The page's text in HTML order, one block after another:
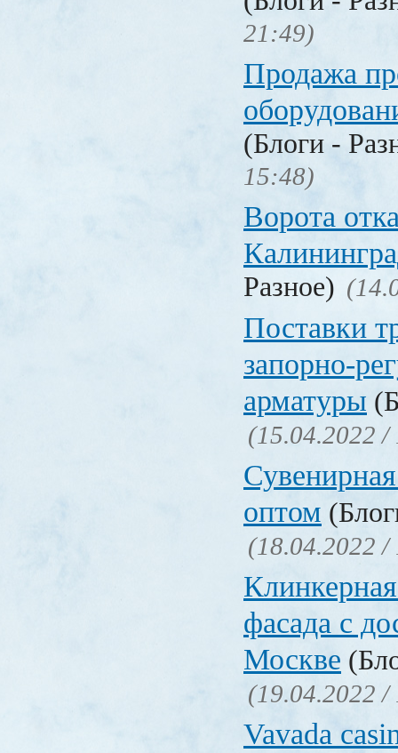
21:49)
Продажа
(Блоги -
15:48)
Ворота
Разное)
Поставки
запорно-
арматуры
(15.04.2022 /
оптом
(18.04.2022 /
фасада с
Москве
(19.04.2022 /
Vavada